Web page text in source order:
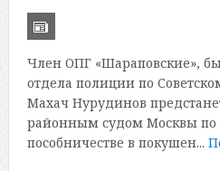
Член ОПГ «Шараповские»,
отдела полиции по
Махач Нурудинов
районным судом Москвы по
пособничестве в покушен...